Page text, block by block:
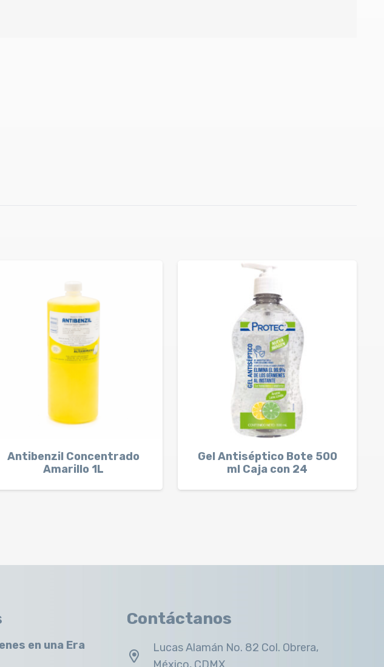
Antibenzil Concentrado
Amarillo 1L
Gel Antiséptico Bote 500
ml Caja con 24
en una Era
Contáctanos
Lucas Alamán No. 82 Col. Obrera,